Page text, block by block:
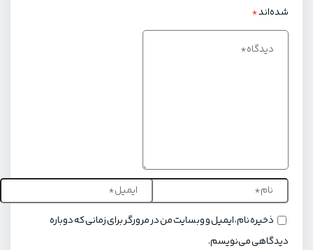
شده‌اند*
ذخیره نام، ایمیل و وبسایت من در مرورگر برای زمانی که دوباره
دیدگاهی می‌نویسم.